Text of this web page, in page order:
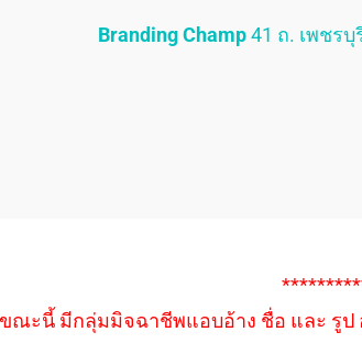
Branding Champ41 ถ. เพชร
ณะนี้ มีกลุ่มมิจฉาชีพแอบอ้าง ชื่อ และ รูป